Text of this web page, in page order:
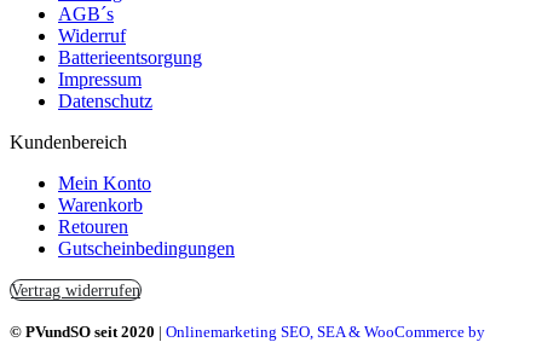
AGB´s
Widerruf
Batterieentsorgung
Impressum
Datenschutz
Kundenbereich
Mein Konto
Warenkorb
Retouren
Gutscheinbedingungen
Vertrag widerrufen
© PVundSO seit 2020 | Onlinemarketing SEO, SEA & WooCommerce by